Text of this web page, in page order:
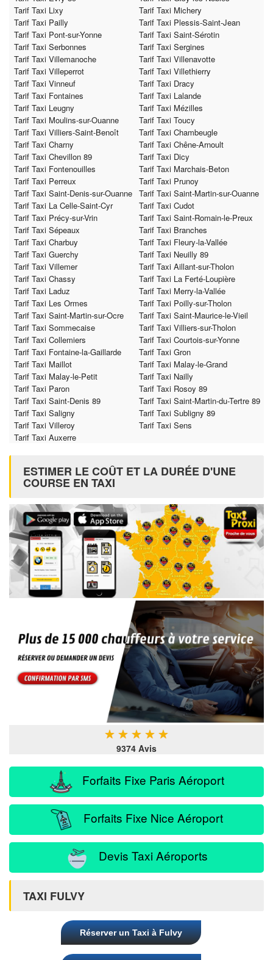
Tarif Taxi Lixy
Tarif Taxi Michery
Tarif Taxi Pailly
Tarif Taxi Plessis-Saint-Jean
Tarif Taxi Pont-sur-Yonne
Tarif Taxi Saint-Sérotin
Tarif Taxi Serbonnes
Tarif Taxi Sergines
Tarif Taxi Villemanoche
Tarif Taxi Villenavotte
Tarif Taxi Villeperrot
Tarif Taxi Villethierry
Tarif Taxi Vinneuf
Tarif Taxi Dracy
Tarif Taxi Fontaines
Tarif Taxi Lalande
Tarif Taxi Leugny
Tarif Taxi Mézilles
Tarif Taxi Moulins-sur-Ouanne
Tarif Taxi Toucy
Tarif Taxi Villiers-Saint-Benoît
Tarif Taxi Chambeugle
Tarif Taxi Charny
Tarif Taxi Chêne-Arnoult
Tarif Taxi Chevillon 89
Tarif Taxi Dicy
Tarif Taxi Fontenouilles
Tarif Taxi Marchais-Beton
Tarif Taxi Perreux
Tarif Taxi Prunoy
Tarif Taxi Saint-Denis-sur-Ouanne Tarif Taxi Saint-Martin-sur-Ouanne
Tarif Taxi La Celle-Saint-Cyr
Tarif Taxi Cudot
Tarif Taxi Précy-sur-Vrin
Tarif Taxi Saint-Romain-le-Preux
Tarif Taxi Sépeaux
Tarif Taxi Branches
Tarif Taxi Charbuy
Tarif Taxi Fleury-la-Vallée
Tarif Taxi Guerchy
Tarif Taxi Neuilly 89
Tarif Taxi Villemer
Tarif Taxi Aillant-sur-Tholon
Tarif Taxi Chassy
Tarif Taxi La Ferté-Loupière
Tarif Taxi Laduz
Tarif Taxi Merry-la-Vallée
Tarif Taxi Les Ormes
Tarif Taxi Poilly-sur-Tholon
Tarif Taxi Saint-Martin-sur-Ocre
Tarif Taxi Saint-Maurice-le-Vieil
Tarif Taxi Sommecaise
Tarif Taxi Villiers-sur-Tholon
Tarif Taxi Collemiers
Tarif Taxi Courtois-sur-Yonne
Tarif Taxi Fontaine-la-Gaillarde
Tarif Taxi Gron
Tarif Taxi Maillot
Tarif Taxi Malay-le-Grand
Tarif Taxi Malay-le-Petit
Tarif Taxi Nailly
Tarif Taxi Paron
Tarif Taxi Rosoy 89
Tarif Taxi Saint-Denis 89
Tarif Taxi Saint-Martin-du-Tertre 89
Tarif Taxi Saligny
Tarif Taxi Subligny 89
Tarif Taxi Villeroy
Tarif Taxi Sens
Tarif Taxi Auxerre
ESTIMER LE COÛT ET LA DURÉE D'UNE
COURSE EN TAXI
★ ★ ★ ★ ★
9374 Avis
Forfaits Fixe Paris Aéroport
Forfaits Fixe Nice Aéroport
Devis Taxi Aéroports
TAXI FULVY
Réserver un Taxi à Fulvy